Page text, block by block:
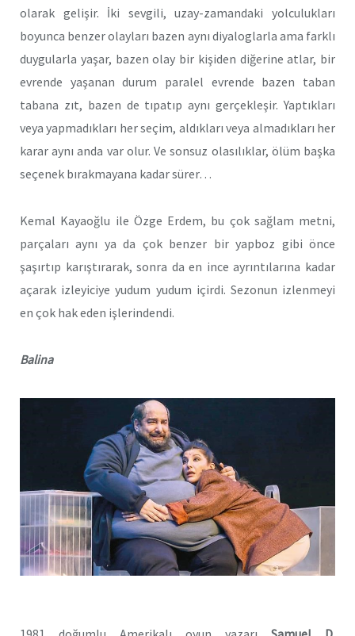
olarak gelişir. İki sevgili, uzay-zamandaki yolculukları
boyunca benzer olayları bazen aynı diyaloglarla ama farklı
duygularla yaşar, bazen olay bir kişiden diğerine atlar, bir
evrende yaşanan durum paralel evrende bazen taban
tabana zıt, bazen de tıpatıp aynı gerçekleşir. Yaptıkları
veya yapmadıkları her seçim, aldıkları veya almadıkları her
karar aynı anda var olur. Ve sonsuz olasılıklar, ölüm başka
seçenek bırakmayana kadar sürer…
Kemal Kayaoğlu ile Özge Erdem, bu çok sağlam metni,
parçaları aynı ya da çok benzer bir yapboz gibi önce
şaşırtıp karıştırarak, sonra da en ince ayrıntılarına kadar
açarak izleyiciye yudum yudum içirdi. Sezonun izlenmeyi
en çok hak eden işlerindendi.
Balina